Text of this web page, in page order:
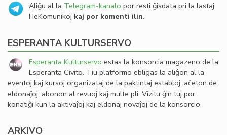
Aliĝu al la Telegram-kanalo por resti ĝisdata pri la lastaj
HeKomunikoj kaj por komenti ilin.
ESPERANTA KULTURSERVO
Esperanta Kulturservo estas la konsorcia magazeno de la
Esperanta Civito. Tiu platformo ebligas la aliĝon al la
eventoj kaj kursoj organizataj de la paktintaj establoj, aĉeton de
eldonaĵoj, abonon al revuoj kaj multe pli. Vizitu ĝin tuj por
konatiĝi kun la aktivaĵoj kaj eldonaj novaĵoj de la konsorcio.
ARKIVO